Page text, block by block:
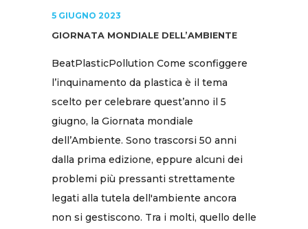
5 GIUGNO 2023
GIORNATA MONDIALE DELL’AMBIENTE
BeatPlasticPollution Come sconfiggere
lʼinquinamento da plastica è il tema
scelto per celebrare questʼanno il 5
giugno, la Giornata mondiale
dellʼAmbiente. Sono trascorsi 50 anni
dalla prima edizione, eppure alcuni dei
problemi più pressanti strettamente
legati alla tutela dell'ambiente ancora
non si gestiscono. Tra i molti, quello delle